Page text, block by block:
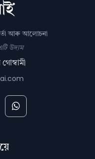
আৰু আলোচনা
উদ্যম